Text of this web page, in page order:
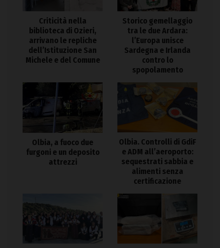
Criticità nella
biblioteca di Ozieri,
arrivano le repliche
dell’Istituzione San
Michele e del Comune
Storico gemellaggio
tra le due Ardara:
l’Europa unisce
Sardegna e Irlanda
contro lo
spopolamento
Olbia, a fuoco due
furgoni e un deposito
attrezzi
Olbia. Controlli di GdiF
e ADM all’aeroporto:
sequestrati sabbia e
alimenti senza
certificazione